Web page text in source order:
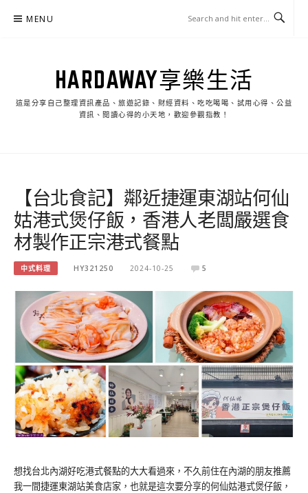
MENU
HARDAWAY享樂生活
這是分享自己整理資訊產品、旅遊記錄、財經資料、吃吃喝喝、試用心得、公益
資訊、閱讀心得的小天地，歡迎參觀指教！
【台北食記】鄰近捷運東湖站何仙
姑港式煲仔飯，香港人老闆嚴選食
材製作正宗港式餐點
中式料理 HY321250 2024-10-25 5
想找台北內湖好吃港式餐點的大大看過來，不久前住在內湖的朋友推薦
我一間捷運東湖站美食店家，也就是這次要分享的何仙姑港式煲仔飯，